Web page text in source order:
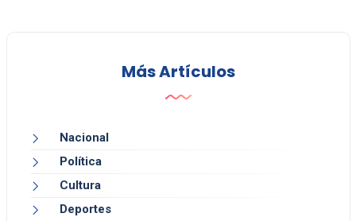
Más Artículos
Nacional
Política
Cultura
Deportes